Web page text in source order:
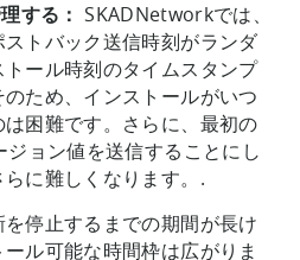
する：SKADNetworkでは、
トバック送信時刻がランダ
ール時刻のタイムスタンプ
ため、インストールがいつ
困難です。さらに、最初の
ョン値を送信することにし
に難しくなります。.
停止するまでの期間が長け
ル可能な時間枠は広がりま